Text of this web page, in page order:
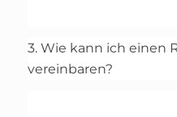
3. Wie kann ich einen
vereinbaren?